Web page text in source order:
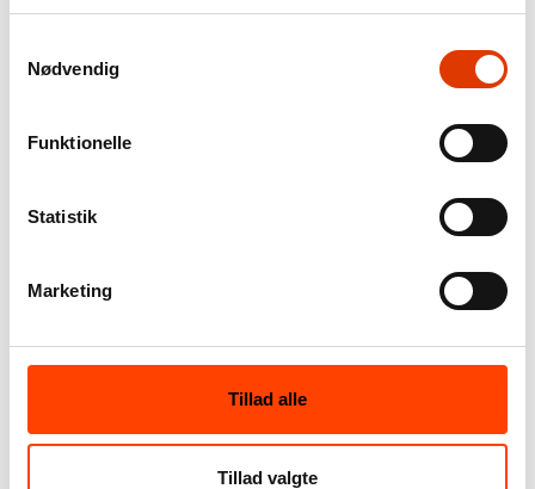
Nødvendig
Funktionelle
Statistik
Marketing
Tillad alle
Tillad valgte
Kapitalisme